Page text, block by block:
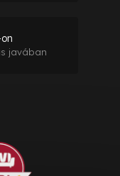
javában